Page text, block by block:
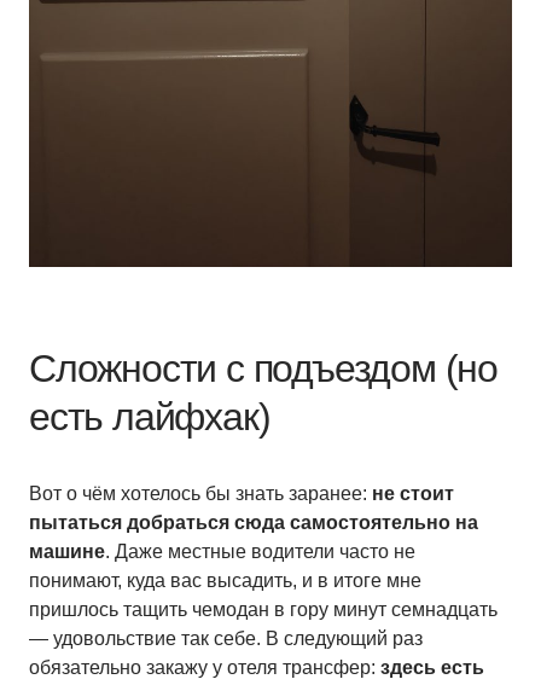
Сложности с подъездом (но
есть лайфхак)
Вот о чём хотелось бы знать заранее: не стоит
пытаться добраться сюда самостоятельно на
машине. Даже местные водители часто не
понимают, куда вас высадить, и в итоге мне
пришлось тащить чемодан в гору минут семнадцать
— удовольствие так себе. В следующий раз
обязательно закажу у отеля трансфер: здесь есть